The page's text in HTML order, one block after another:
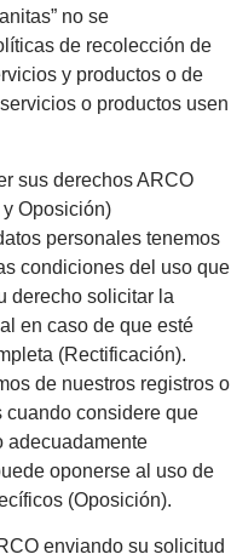
no se
de recolección de
y productos o de
o productos usen
sus derechos ARCO
Oposición)
personales tenemos
condiciones del uso que
derecho solicitar la
en caso de que esté
(Rectificación).
de nuestros registros o
cuando considere que
adecuadamente
oponerse al uso de
(Oposición).
enviando su solicitud